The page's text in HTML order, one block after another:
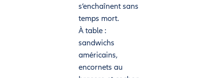
s’enchaînent sans
temps mort.
À table :
sandwichs
américains,
encornets au